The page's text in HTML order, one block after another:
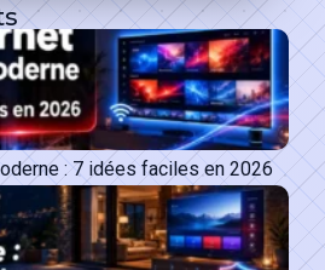
: 7 idées faciles en 2026